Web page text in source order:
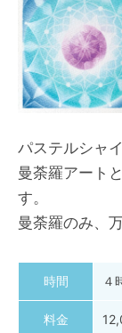
パステルシャ
曼荼羅アート
す。
曼荼羅のみ、
時間 ４
料金